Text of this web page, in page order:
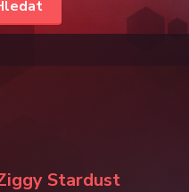
Stardust